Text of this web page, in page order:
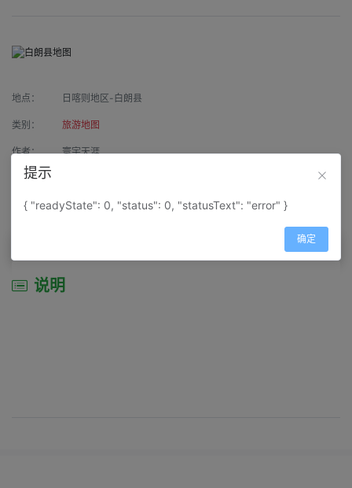
地点： 日喀则地区-白朗县
类别： 旅游地图
作者： 寰宇天涯
来源：
属性： 地图属性： 地图类型-综合性地图
说明
提示
{ "readyState": 0, "status": 0, "statusText": "error" }
确定